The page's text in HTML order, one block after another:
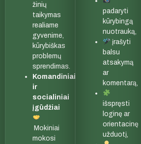
žinių
taikymas
realiame
gyvenime,
kūrybiškas
problemų
sprendimas.
Komandiniai
ir
socialiniai
įgūdžiai
Mokiniai
mokosi
padaryti
kūrybingą
nuotrauką,
įrašyti
balsu
atsakymą
ar
komentarą,
išspręsti
loginę ar
orientacinę
užduotį,